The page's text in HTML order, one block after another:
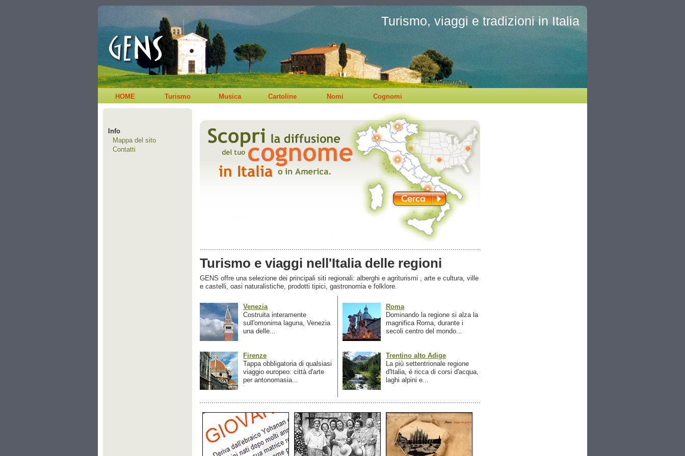
Turismo, viaggi e tradizioni in Italia
HOME Turismo Musica Cartoline Nomi Cognomi
Info
Mappa del sito
Contatti
Turismo e viaggi nell'Italia delle regioni
GENS offre una selezione dei principali siti regionali: alberghi e agriturismi , arte e cultura, ville
e castelli, oasi naturalistiche, prodotti tipici, gastronomia e folklore.
Venezia
Costruita interamente
sull'omonima laguna, Venezia
una delle...
Firenze
Tappa obbligatoria di qualsiasi
viaggio europeo: città d'arte
per antonomasia...
Roma
Dominando la regione si alza la
magnifica Roma, durante i
secoli centro del mondo...
Trentino alto Adige
La più settentrionale regione
d'Italia, é ricca di corsi d'acqua,
laghi alpini e...